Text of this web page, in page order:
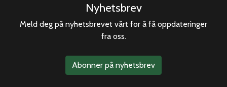
Nyhetsbrev
Meld deg på nyhetsbrevet vårt for å få oppdateringer
fra oss.
Abonner på nyhetsbrev